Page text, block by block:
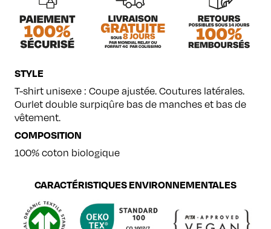
STYLE
T-shirt unisexe : Coupe ajustée. Coutures latérales.
Ourlet double surpiqûre bas de manches et bas de
vêtement.
COMPOSITION
100% coton biologique
CARACTÉRISTIQUES ENVIRONNEMENTALES